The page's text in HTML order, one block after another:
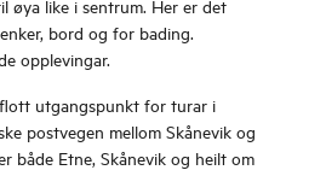
øya like i sentrum. Her er det
bord og for bading.
opplevingar.
utgangspunkt for turar i
postvegen mellom Skånevik og
både Etne, Skånevik og heilt om